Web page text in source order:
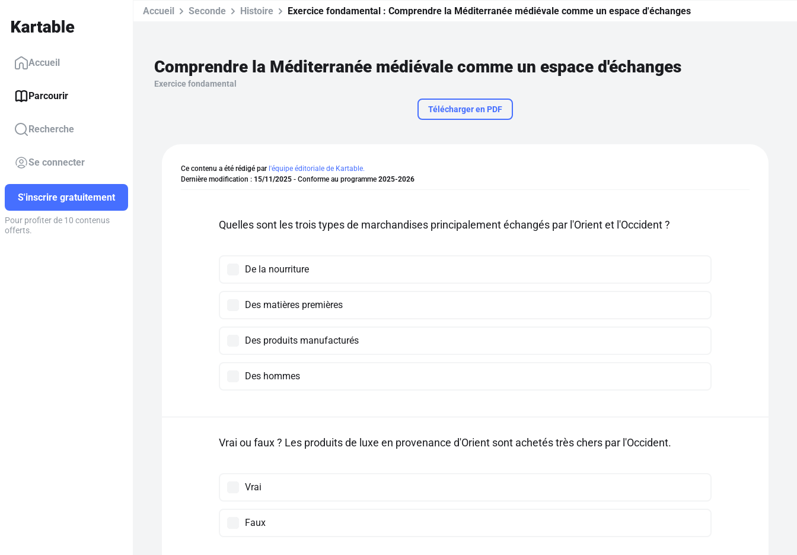
Accueil
Parcourir
Recherche
Se connecter
S'inscrire gratuitement
Pour profiter de 10 contenus
offerts.
Accueil Seconde Histoire Exercice fondamental : Comprendre la Méditerranée médiévale comme un espace d'échanges
Comprendre la Méditerranée médiévale comme un espace d'échanges
Exercice fondamental
Télécharger en PDF
Ce contenu a été rédigé par l'équipe éditoriale de Kartable.
Dernière modification : 15/11/2025 - Conforme au programme 2025-2026
Quelles sont les trois types de marchandises principalement échangés par l'Orient et l'Occident ?
De la nourriture
Des matières premières
Des produits manufacturés
Des hommes
Vrai ou faux ? Les produits de luxe en provenance d'Orient sont achetés très chers par l'Occident.
Vrai
Faux